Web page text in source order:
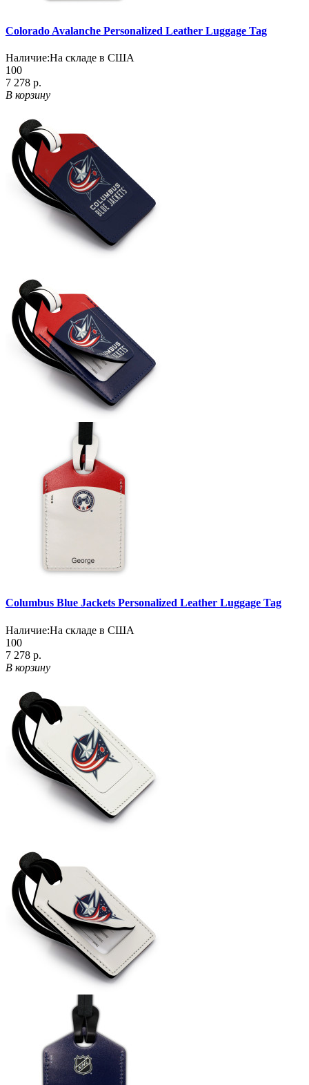
Colorado Avalanche Personalized Leather Luggage Tag
Наличие:На складе в США
100
7 278 р.
В корзину
Columbus Blue Jackets Personalized Leather Luggage Tag
Наличие:На складе в США
100
7 278 р.
В корзину